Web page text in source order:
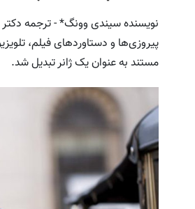
نویسنده سیندی وونگ* - ترجمه
پیروزی‌ها و دستاوردهای فیلم،
مستند به عنوان یک ژانر تبدیل شد.